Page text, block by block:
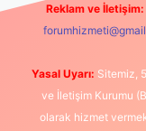
Reklam ve İletişim:
Yasal Uyarı: Sitemiz,
ve İletişim Kurumu
olarak hizmet